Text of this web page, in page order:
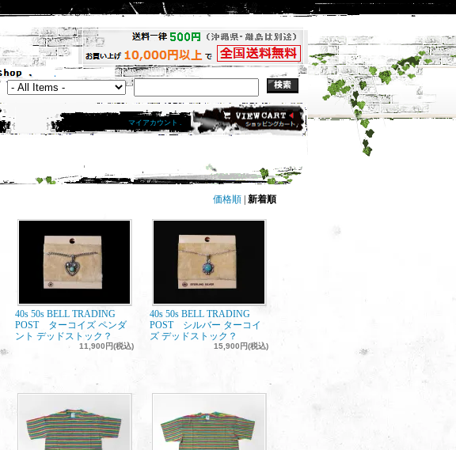
マイアカウント .
価格順 新着順
40s 50s BELL TRADING
POST ターコイズ ペンダ
ント デッドストック？
11,900円(税込)
40s 50s BELL TRADING
POST シルバー ターコイ
ズ デッドストック？
15,900円(税込)